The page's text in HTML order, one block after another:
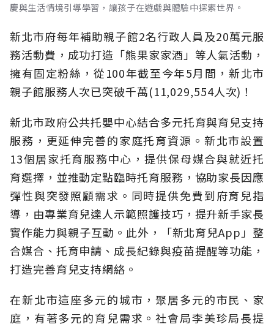
慶與生活情境引導學習，讓孩子在遊戲與體驗中探索世界。
新北市府每年補助親子館2名行政人員及20萬元服
務活動費，成功打造「熊果家家酒」等人氣活動，
擁有固定粉絲，從100年截至今年5月間，新北市
親子館服務人次已突破千萬(11,029,554人次)！
新北市政府公共托嬰中心結合多元托育與育兒支持
服務，更延伸完善的家庭托育資源。新北市設置
13個居家托育服務中心，提供保母媒合與就近托
育選擇，並推動定點臨時托育服務，協助家長因應
彈性與突發照顧需求。同時提供免費到府育兒指
導，由專業育兒達人示範照護技巧，提升新手家長
實作能力與親子互動。此外，「新北育兒App」整
合媒合、托育申請、成長紀錄與疫苗提醒等功能，
打造完善育兒支持網絡。
在新北市這座多元的城市，聚居多元的市民、家
庭，有著多元的育兒需求。社會局李美珍局長提